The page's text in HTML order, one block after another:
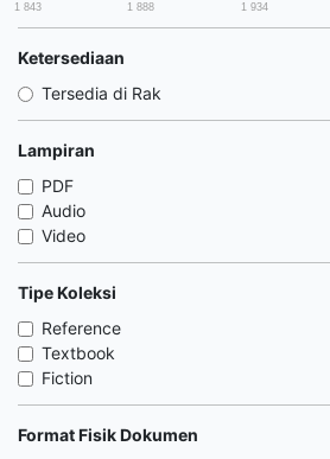
1 843 1 888 1 934
Ketersediaan
Tersedia di Rak
Lampiran
PDF
Audio
Video
Tipe Koleksi
Reference
Textbook
Fiction
Format Fisik Dokumen